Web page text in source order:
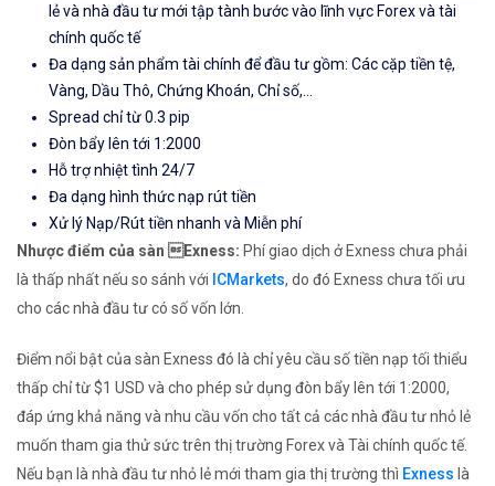
lẻ và nhà đầu tư mới tập tành bước vào lĩnh vực Forex và tài
chính quốc tế
Đa dạng sản phẩm tài chính để đầu tư gồm: Các cặp tiền tệ,
Vàng, Dầu Thô, Chứng Khoán, Chỉ số,...
Spread chỉ từ 0.3 pip
Đòn bẩy lên tới 1:2000
Hỗ trợ nhiệt tình 24/7
Đa dạng hình thức nạp rút tiền
Xử lý Nạp/Rút tiền nhanh và Miễn phí
Nhược điểm của sàn Exness: Phí giao dịch ở Exness chưa phải
là thấp nhất nếu so sánh với ICMarkets, do đó Exness chưa tối ưu
cho các nhà đầu tư có số vốn lớn.
Điểm nổi bật của sàn Exness đó là chỉ yêu cầu số tiền nạp tối thiểu
thấp chỉ từ $1 USD và cho phép sử dụng đòn bẩy lên tới 1:2000,
đáp ứng khả năng và nhu cầu vốn cho tất cả các nhà đầu tư nhỏ lẻ
muốn tham gia thử sức trên thị trường Forex và Tài chính quốc tế.
Nếu bạn là nhà đầu tư nhỏ lẻ mới tham gia thị trường thì Exness là